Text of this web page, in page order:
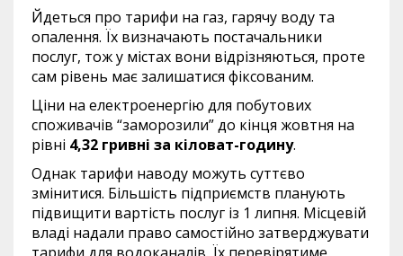
Йдеться про тарифи на газ, гарячу воду та
опалення. Їх визначають постачальники
послуг, тож у містах вони відрізняються, проте
сам рівень має залишатися фіксованим.
Ціни на електроенергію для побутових
споживачів “заморозили” до кінця жовтня на
рівні 4,32 гривні за кіловат-годину.
Однак тарифи наводу можуть суттєво
змінитися. Більшість підприємств планують
підвищити вартість послуг із 1 липня. Місцевій
владі надали право самостійно затверджувати